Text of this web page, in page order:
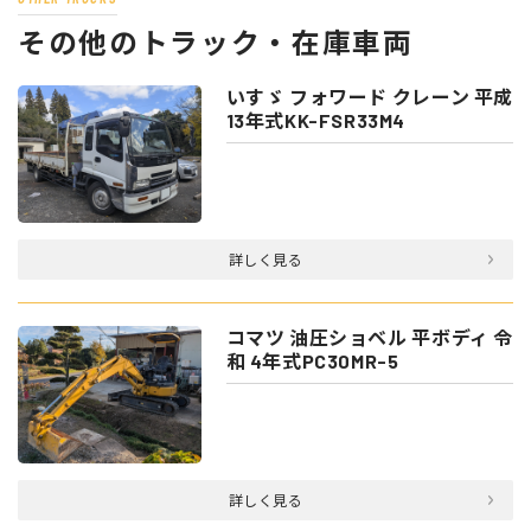
その他のトラック・在庫車両
いすゞ フォワード クレーン 平成
13年式KK-FSR33M4
詳しく見る
コマツ 油圧ショベル 平ボディ 令
和 4年式PC30MR-5
詳しく見る